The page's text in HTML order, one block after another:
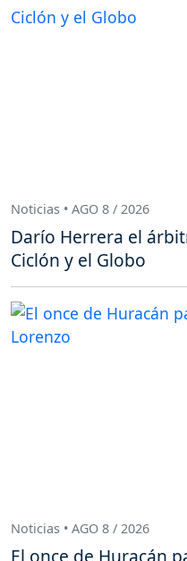
Noticias • AGO 8 / 2026
Darío Herrera el
Ciclón y el Globo
Noticias • AGO 8 / 2026